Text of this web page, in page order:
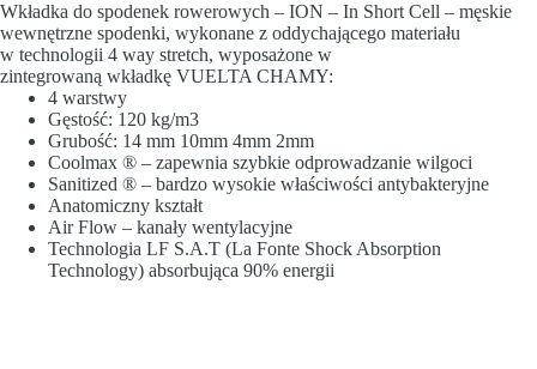
Wkładka do spodenek rowerowych – ION – In Short Cell – męskie
wewnętrzne spodenki, wykonane z oddychającego materiału
w technologii 4 way stretch, wyposażone w
zintegrowaną wkładkę VUELTA CHAMY:
4 warstwy
Gęstość: 120 kg/m3
Grubość: 14 mm 10mm 4mm 2mm
Coolmax ® – zapewnia szybkie odprowadzanie wilgoci
Sanitized ® – bardzo wysokie właściwości antybakteryjne
Anatomiczny kształt
Air Flow – kanały wentylacyjne
Technologia LF S.A.T (La Fonte Shock Absorption
Technology) absorbująca 90% energii